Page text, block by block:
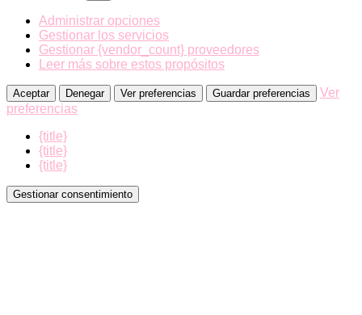
Administrar opciones
Gestionar los servicios
Gestionar {vendor_count} proveedores
Leer más sobre estos propósitos
Aceptar Denegar Ver preferencias Guardar preferencias
Ver
preferencias
{title}
{title}
{title}
Gestionar consentimiento